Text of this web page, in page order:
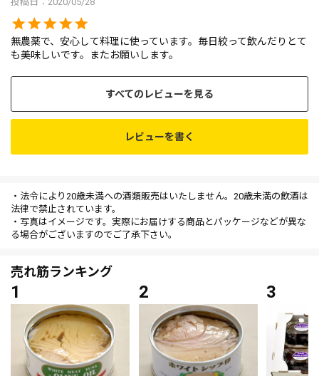
無農薬で、安心して料理に使っています。毎日絞って飲んだりとて
も美味しいです。またお願いします。
すべてのレビューを見る
レビューを書く
・法令により20歳未満への酒類販売はいたしません。20歳未満の飲酒は
法律で禁止されています。
・写真はイメージです。実際にお届けする商品とパッケージなどが異な
る場合がございますのでご了承下さい。
売れ筋ランキング